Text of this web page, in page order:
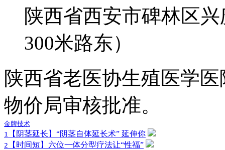
陕西省西安市碑林区
300米路东）
陕西省老医协生殖医学
物价局审核批准。
金牌技术
1
【阴茎延长】“阴茎自体延长术” 延伸你
2 【时间短】六位一体分型疗法让“性福”